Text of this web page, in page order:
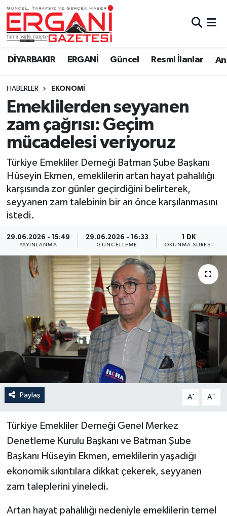
DİYARBAKIR ERGANİ Güncel Resmi İlanlar
HABERLER EKONOMİ
Emeklilerden seyyanen
zam çağrısı: Geçim
mücadelesi veriyoruz
Türkiye Emekliler Derneği Batman Şube Başkanı
Hüseyin Ekmen, emeklilerin artan hayat pahalılığı
karşısında zor günler geçirdiğini belirterek,
seyyanen zam talebinin bir an önce karşılanmasını
istedi.
29.06.2026 - 15:49
YAYINLANMA
29.06.2026 - 16:33
GÜNCELLEME
1 DK
OKUNMA SÜRESI
Paylaş A- A+
Türkiye Emekliler Derneği Genel Merkez
Denetleme Kurulu Başkanı ve Batman Şube
Başkanı Hüseyin Ekmen, emeklilerin yaşadığı
ekonomik sıkıntılara dikkat çekerek, seyyanen
zam taleplerini yineledi.
Artan hayat pahalılığı nedeniyle emeklilerin temel
DİYARBAKIR
BİSMİL
BAĞLAR
ERGANİ
Güncel
Resmi İlanlar
Sağlık
Si̇yaset
Spor
Yaşam
Anali̇z
Bi̇li̇m & Teknoloji̇
Dünya
Eği̇ti̇m
Ergani Nöbetçi Eczaneler
Ergani Hava Durumu
Ergani Trafik Yoğunluk Haritası
Süper Lig Puan Durumu ve Fikstür
Tüm Manşetler
Son Dakika Haberleri
Haber Arşivi